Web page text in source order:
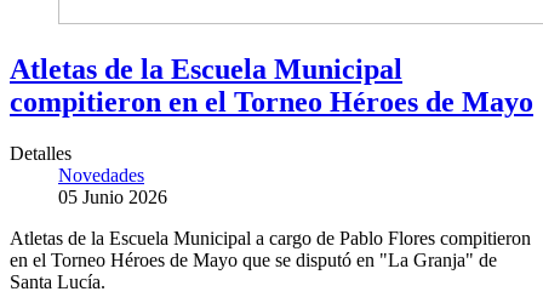
Atletas de la Escuela Municipal
compitieron en el Torneo Héroes de Mayo
Detalles
Novedades
05 Junio 2026
Atletas de la Escuela Municipal a cargo de Pablo Flores compitieron
en el Torneo Héroes de Mayo que se disputó en "La Granja" de
Santa Lucía.